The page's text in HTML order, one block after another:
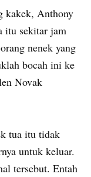
kakek, Anthony
itu sekitar jam
nenek yang
bocah ini ke
Novak
tua itu tidak
untuk keluar.
tersebut. Entah